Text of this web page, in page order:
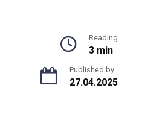
Reading
3 min
Published by
27.04.2025